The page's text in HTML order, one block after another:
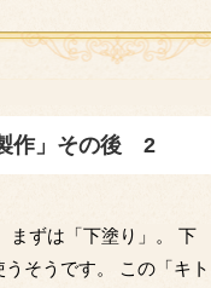
作」その後 2
まずは「下塗り」。 下
そうです。 この「キト